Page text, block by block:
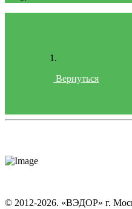
Вернуться
© 2012-2026. «ВЭДОР» г.